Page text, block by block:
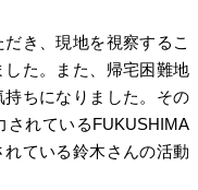
き、現地を視察するこ
た。
また、帰宅困難地
ちになりました。 その
されているFUKUSHIMA
ている鈴木さんの活動